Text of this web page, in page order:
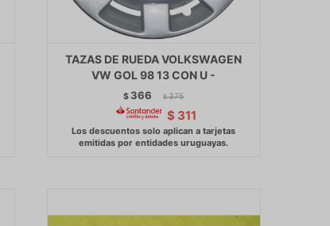
TAZAS DE RUEDA VOLKSWAGEN
VW GOL 98 13 CON U -
$ 366 $ 375
$ 311